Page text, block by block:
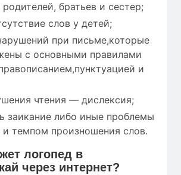
братьев и сестер;
слов у детей;
при письме,которые
с основными правилами
и
чтения — дислексия;
заикание либо иные проблемы
темпом произношения слов.
логопед в
через интернет?